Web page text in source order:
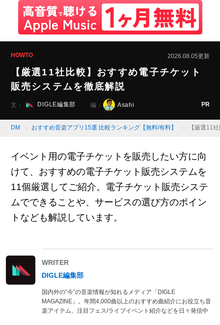
HOWTO 2026.08.05更新
【厳選11社比較】おすすめ電子チケット
販売システムを徹底解説
文： DIGLE編集部 編： Asahi PR
DM おすすめ音楽アプリ15選 比較ランキング【無料/有料】 【厳選11
イベント用の電子チケットを販売したい方に向
けて、おすすめの電子チケット販売システムを
11個厳選してご紹介。電子チケット販売システ
ムでできることや、サービスの選び方のポイン
トなども解説しています。
WRITER
DIGLE編集部
国内外の“今”の音楽情報が知れるメディア「DIGLE
MAGAZINE」。年間4,000曲以上のおすすめ曲紹介にお役立ち音
楽アイテム、注目フェス/ライブイベント紹介などを日々発信中